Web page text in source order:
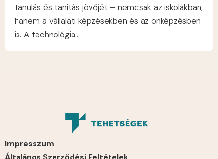
tanulás és tanítás jövőjét – nemcsak az iskolákban,
hanem a vállalati képzésekben és az önképzésben
is. A technológia...
Impresszum